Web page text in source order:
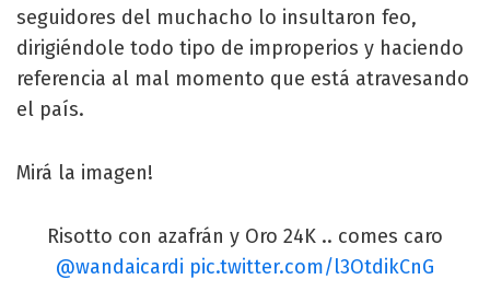
seguidores del muchacho lo insultaron feo,
dirigiéndole todo tipo de improperios y haciendo
referencia al mal momento que está atravesando
el país.
Mirá la imagen!
Risotto con azafrán y Oro 24K .. comes caro
@wandaicardi pic.twitter.com/l3OtdikCnG